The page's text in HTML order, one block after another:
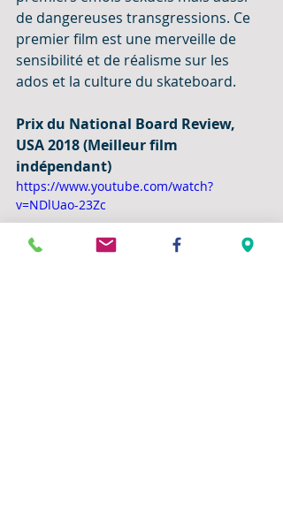
de dangereuses transgressions. Ce
premier film est une merveille de
sensibilité et de réalisme sur les
ados et la culture du skateboard.
Prix du National Board Review,
USA 2018 (Meilleur film
indépendant)
https://www.youtube.com/watch?
v=NDlUao-23Zc